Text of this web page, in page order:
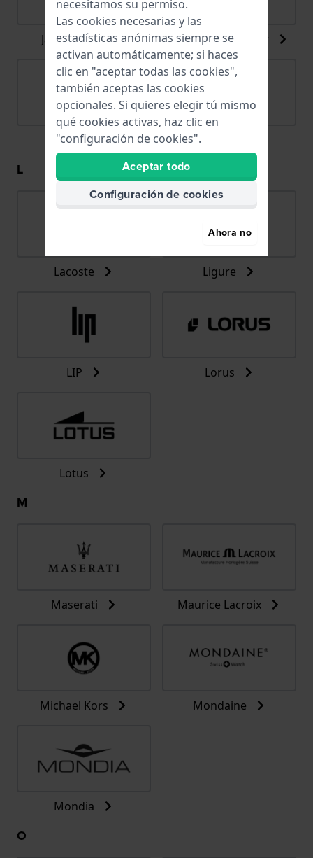
Jacob Jensen Jacques du Manoir
Jaguar
L
Lacoste Ligure
LIP Lorus
Lotus
M
Maserati Maurice Lacroix
Michael Kors Mondaine
Mondia
O
necesitamos su permiso.
Las cookies necesarias y las
estadísticas anónimas siempre se
activan automáticamente; si haces
clic en "aceptar todas las cookies",
también aceptas las cookies
opcionales. Si quieres elegir tú mismo
qué cookies activas, haz clic en
"configuración de cookies".
Aceptar todo
Configuración de cookies
Ahora no